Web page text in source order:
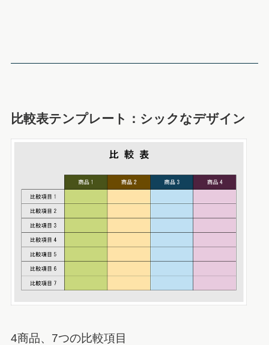
比較表テンプレート：シックなデザイン
4商品、7つの比較項目